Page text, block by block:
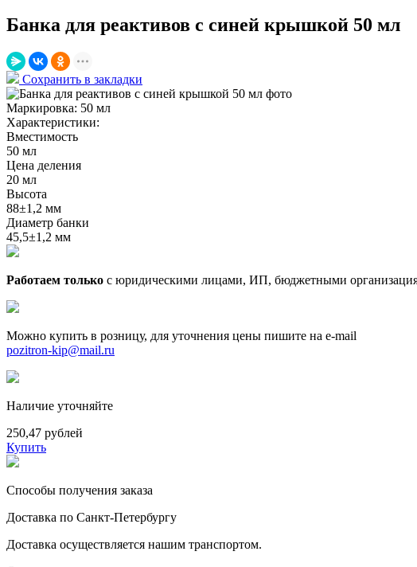
Банка для реактивов с синей крышкой 50 мл
Сохранить в закладки
Маркировка: 50 мл
Характеристики:
Вместимость
50 мл
Цена деления
20 мл
Высота
88±1,2 мм
Диаметр банки
45,5±1,2 мм
Работаем только с юридическими лицами, ИП, бюджетными
Можно купить в розницу, для уточнения цены пишите на e-mail
pozitron-kip@mail.ru
Наличие уточняйте
250,47 рублей
Купить
Способы получения заказа
Доставка по Санкт-Петербургу
Доставка осуществляется нашим транспортом.